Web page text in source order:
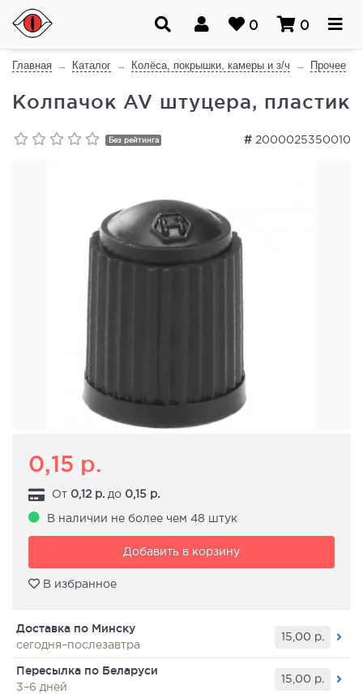
0 0
Главная Каталог Колёса, покрышки, камеры и з/ч Прочее
Колпачок AV штуцера, пластик
# 2000025350010
Без рейтинга
0,15 р.
От 0,12 р. до 0,15 р.
В наличии не более чем 48 штук
Добавить в корзину
В избранное
Доставка по Минску
сегодня–послезавтра
15,00 р.
Пересылка по Беларуси
3–6 дней
15,00 р.